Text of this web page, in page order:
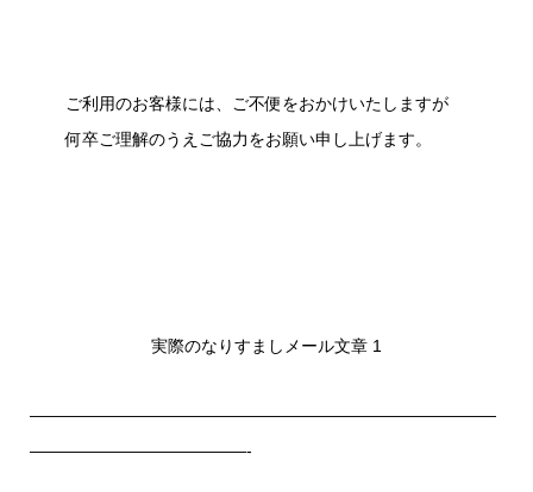
ご利用のお客様には、ご不便をおかけいたしますが
何卒ご理解のうえご協力をお願い申し上げます。
実際のなりすましメール文章 1
————————————————————————————
—————————————-